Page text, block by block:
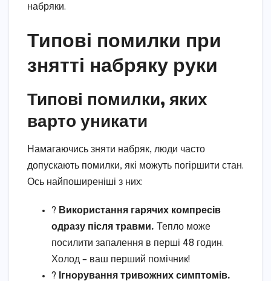
набряки.
Типові помилки при
знятті набряку руки
Типові помилки, яких
варто уникати
Намагаючись зняти набряк, люди часто
допускають помилки, які можуть погіршити стан.
Ось найпоширеніші з них:
?️ Використання гарячих компресів
одразу після травми. Тепло може
посилити запалення в перші 48 годин.
Холод – ваш перший помічник!
? Ігнорування тривожних симптомів.